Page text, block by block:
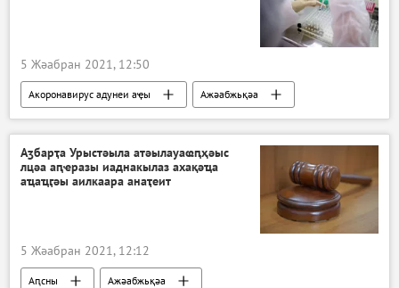
5 Жәабран 2021, 12:50
Акоронавирус адунеи аҿы
Ажәабжьқәа
Аԥсны
Аӡбарҭа Урыстәыла атәылауаҩԥҳәыс
лцәа аԥҽразы иаднакылаз ахақәҵа
аҵаҵӷәы аилкаара анаҭеит
5 Жәабран 2021, 12:12
Аԥсны Ажәабжьқәа